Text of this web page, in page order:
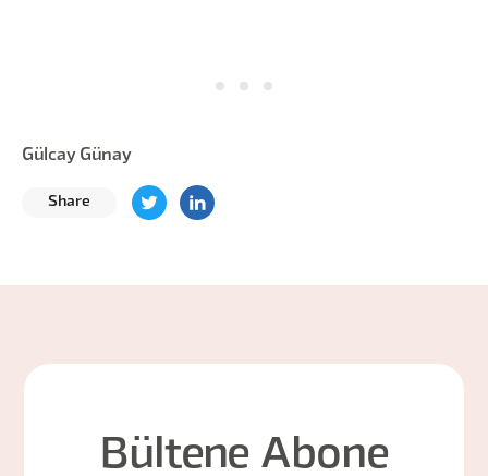
Gülcay Günay
Share
Bültene Abone